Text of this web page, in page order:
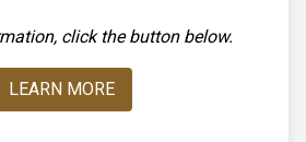
click the button below.
LEARN MORE